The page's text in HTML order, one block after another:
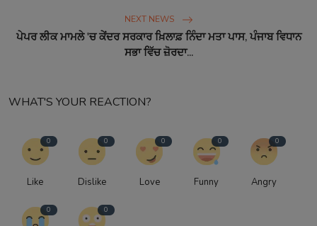
NEXT NEWS
ਪੇਪਰ ਲੀਕ ਮਾਮਲੇ 'ਚ ਕੇਂਦਰ ਸਰਕਾਰ ਖ਼ਿਲਾਫ਼ ਨਿੰਦਾ ਮਤਾ ਪਾਸ, ਪੰਜਾਬ ਵਿਧਾਨ
ਸਭਾ ਵਿੱਚ ਜ਼ੋਰਦਾ...
WHAT'S YOUR REACTION?
0
Like
0
Dislike
0
Love
0
Funny
0
Angry
0 0